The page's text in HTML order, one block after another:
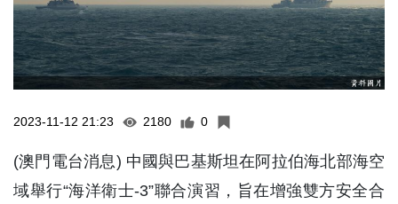
2023-11-12 21:23 2180 0
(澳門電台消息) 中國與巴基斯坦在阿拉伯海北部海空
域舉行“海洋衛士-3”聯合演習，旨在增強雙方安全合